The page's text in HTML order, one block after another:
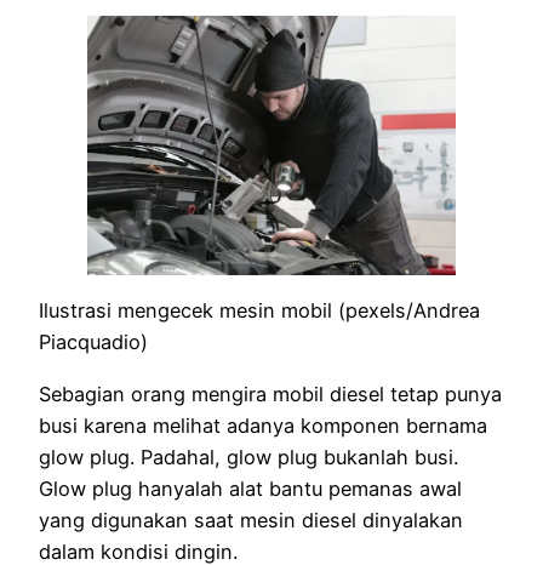
Ilustrasi mengecek mesin mobil (pexels/Andrea
Piacquadio)
Sebagian orang mengira mobil diesel tetap punya
busi karena melihat adanya komponen bernama
glow plug. Padahal, glow plug bukanlah busi.
Glow plug hanyalah alat bantu pemanas awal
yang digunakan saat mesin diesel dinyalakan
dalam kondisi dingin.